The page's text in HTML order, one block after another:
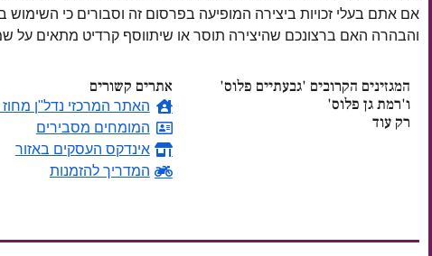
אם אתם בעלי זכויות ביצירה המופיעה בפרסום זה וסבורים כי
והבהרה האם ברצונכם שהיצירה תוסר או שיתווסף קרדיט מתאים
המגזינים הקרובים 'גבעתיים פלוס'
ו'רמת גן פלוס'
רק עוד
אתרים קשורים
האתר המרכזי נדל"ן מחוז
המומחים מסבירים
אינדקס העסקים באזור
המדריך להזמנות